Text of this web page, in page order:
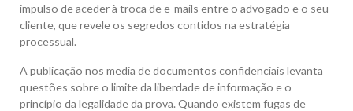
impulso de aceder à troca de e-mails entre o advogado e o seu
cliente, que revele os segredos contidos na estratégia
processual.
A publicação nos media de documentos confidenciais levanta
questões sobre o limite da liberdade de informação e o
princípio da legalidade da prova. Quando existem fugas de